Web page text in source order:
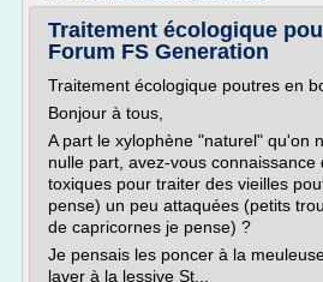
Traitement écologique
Forum FS Generation
Traitement écologique poutres en
Bonjour à tous,
A part le xylophène "naturel" qu'on
nulle part, avez-vous
toxiques pour traiter des vieilles
pense) un peu attaquées (petits
de capricornes je pense) ?
Je pensais les poncer à la
laver à la lessive St...